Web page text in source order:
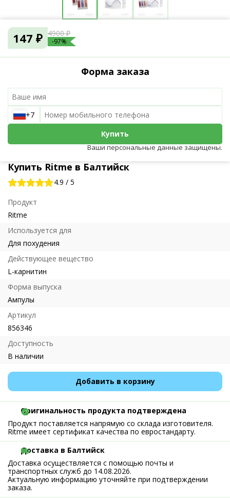
Купить Ritme в Балтийск
4.9 / 5
Продукт
Ritme
Используется для
Для похудения
Действующее вещество
L-карнитин
Форма выпуска
Ампулы
Артикул
856346
Доступность
В наличии
Добавить в корзину
147 ₽ 4900 ₽
-97%
Форма заказа
+7
Купить
Ваши персональные данные защищены.
Оригинальность продукта подтверждена
Продукт поставляется напрямую со склада изготовителя.
Ritme имеет сертификат качества по евростандарту.
Доставка в Балтийск
Доставка осуществляется с помощью почты и
транспортных служб до 14.08.2026.
Актуальную информацию уточняйте при подтверждении
заказа.